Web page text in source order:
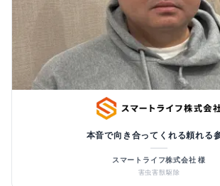
本音で向き合ってくれる頼れる
スマートライフ株式会社 様
害虫害獣駆除